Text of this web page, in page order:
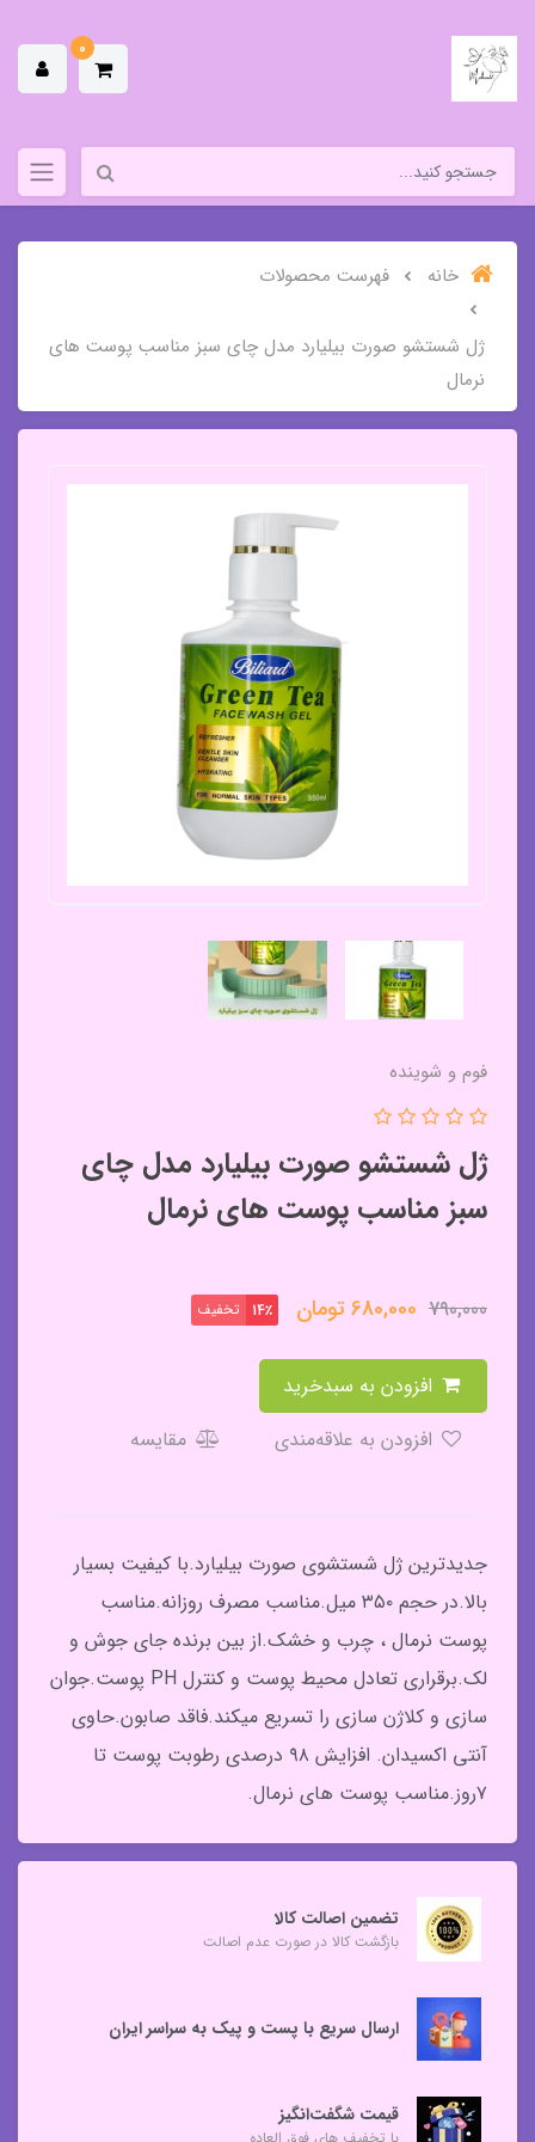
0
خانه فهرست محصولات
ژل شستشو صورت بیلیارد مدل چای سبز مناسب پوست های
نرمال
فوم و شوینده
ژل شستشو صورت بیلیارد مدل چای
سبز مناسب پوست های نرمال
790,000
680,000تومان 14٪ تخفیف
مقایسه
جدیدترین ژل شستشوی صورت بیلیارد.با کیفیت بسیار
بالا.در حجم ۳۵۰ میل.مناسب مصرف روزانه.مناسب
پوست نرمال ، چرب و خشک.از بین برنده جای جوش و
لک.برقراری تعادل محیط پوست و کنترل PH پوست.جوان
سازی و کلاژن سازی را تسریع میکند.فاقد صابون.حاوی
آنتی اکسیدان. افزایش ۹۸ درصدی رطوبت پوست تا
۷روز.مناسب پوست های نرمال.
تضمین اصالت کالا
بازگشت کالا در صورت عدم اصالت
ارسال سریع با پست و پیک به سراسر ایران
قیمت شگفت‌انگیز